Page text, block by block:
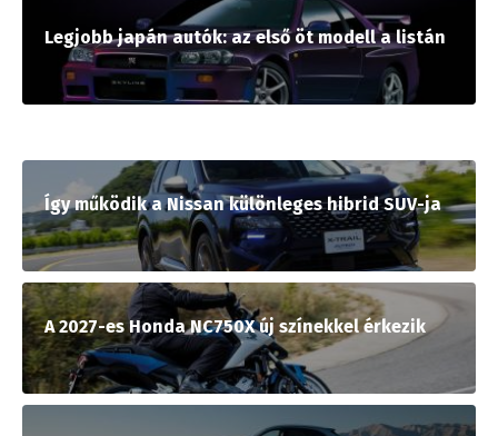
Legjobb japán autók: az első öt modell a listán
Így működik a Nissan különleges hibrid SUV-ja
A 2027-es Honda NC750X új színekkel érkezik